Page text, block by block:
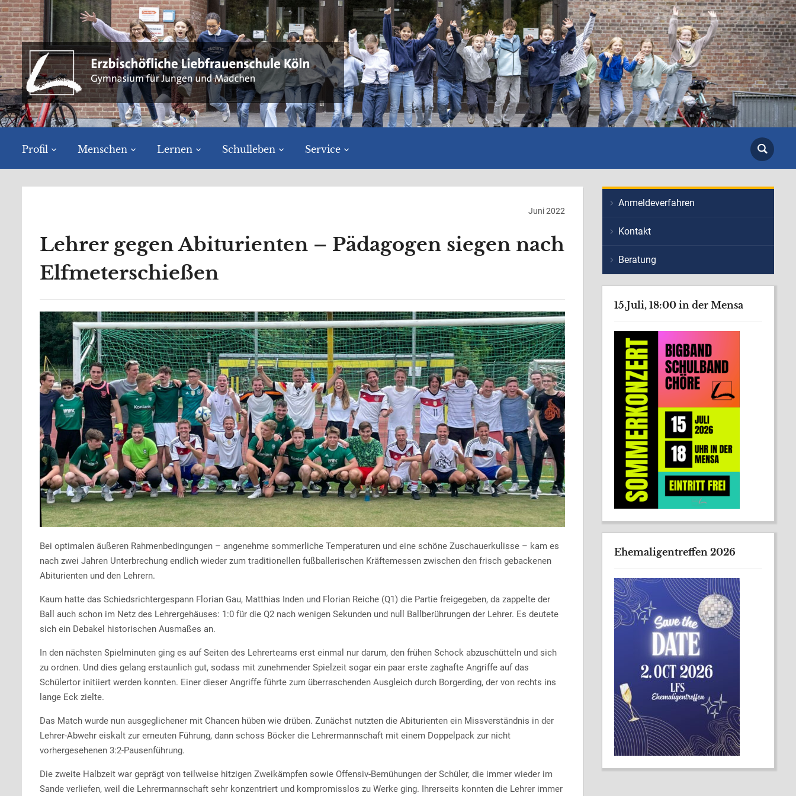
Profil Menschen Lernen Schulleben Service
Juni 2022
Lehrer gegen Abiturienten – Pädagogen siegen nach
Elfmeterschießen
Bei optimalen äußeren Rahmenbedingungen – angenehme sommerliche Temperaturen und eine schöne Zuschauerkulisse – kam es
nach zwei Jahren Unterbrechung endlich wieder zum traditionellen fußballerischen Kräftemessen zwischen den frisch gebackenen
Abiturienten und den Lehrern.
Kaum hatte das Schiedsrichtergespann Florian Gau, Matthias Inden und Florian Reiche (Q1) die Partie freigegeben, da zappelte der
Ball auch schon im Netz des Lehrergehäuses: 1:0 für die Q2 nach wenigen Sekunden und null Ballberührungen der Lehrer. Es deutete
sich ein Debakel historischen Ausmaßes an.
In den nächsten Spielminuten ging es auf Seiten des Lehrerteams erst einmal nur darum, den frühen Schock abzuschütteln und sich
zu ordnen. Und dies gelang erstaunlich gut, sodass mit zunehmender Spielzeit sogar ein paar erste zaghafte Angriffe auf das
Schülertor initiiert werden konnten. Einer dieser Angriffe führte zum überraschenden Ausgleich durch Borgerding, der von rechts ins
lange Eck zielte.
Das Match wurde nun ausgeglichener mit Chancen hüben wie drüben. Zunächst nutzten die Abiturienten ein Missverständnis in der
Lehrer-Abwehr eiskalt zur erneuten Führung, dann schoss Böcker die Lehrermannschaft mit einem Doppelpack zur nicht
vorhergesehenen 3:2-Pausenführung.
Die zweite Halbzeit war geprägt von teilweise hitzigen Zweikämpfen sowie Offensiv-Bemühungen der Schüler, die immer wieder im
Sande verliefen, weil die Lehrermannschaft sehr konzentriert und kompromisslos zu Werke ging. Ihrerseits konnten die Lehrer immer
Anmeldeverfahren
Kontakt
Beratung
15.Juli, 18:00 in der Mensa
Ehemaligentreffen 2026